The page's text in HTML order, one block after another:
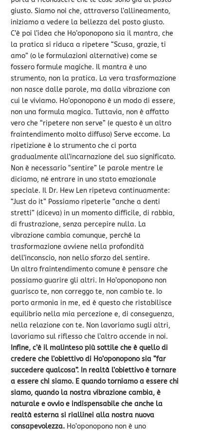
giusto. Siamo noi che, attraverso l’allineamento,
iniziamo a vedere la bellezza del posto giusto.
C’è poi l’idea che Ho’oponopono sia il mantra, che
la pratica si riduca a ripetere “Scusa, grazie, ti
amo” (o le formulazioni alternative) come se
fossero formule magiche. Il mantra è uno
strumento, non la pratica. La vera trasformazione
non nasce dalle parole, ma dalla vibrazione con
cui le viviamo. Ho’oponopono è un modo di essere,
non una formula magica. Tuttavia, non è affatto
vero che “ripetere non serve” (e questo è un altro
fraintendimento molto diffuso) Serve eccome. La
ripetizione è lo strumento che ci porta
gradualmente all’incarnazione del suo significato.
Non è necessario “sentire” le parole mentre le
diciamo, né entrare in uno stato emozionale
speciale. Il Dr. Hew Len ripeteva continuamente:
“Just do it” Possiamo ripeterle “anche a denti
stretti” (diceva) in un momento difficile, di rabbia,
di frustrazione, senza percepire nulla. La
vibrazione cambia comunque, perché la
trasformazione avviene nella profondità
dell’inconscio, non nello sforzo del sentire.
Un altro fraintendimento comune è pensare che
possiamo guarire gli altri. In Ho’oponopono non
guarisco te, non correggo te, non cambio te. Io
porto armonia in me, ed è questo che ristabilisce
equilibrio nella mia percezione e, di conseguenza,
nella relazione con te. Non lavoriamo sugli altri,
lavoriamo sul riflesso che l’altro accende in noi.
Infine, c’è il malinteso più sottile che è quello di
credere che l’obiettivo di Ho’oponopono sia “far
succedere qualcosa”. In realtà l’obiettivo è tornare
a essere chi siamo. E quando torniamo a essere chi
siamo, quando la nostra vibrazione cambia, è
naturale e ovvio e indispensabile che anche la
realtà esterna si riallinei alla nostra nuova
consapevolezza. Ho’oponopono non è uno